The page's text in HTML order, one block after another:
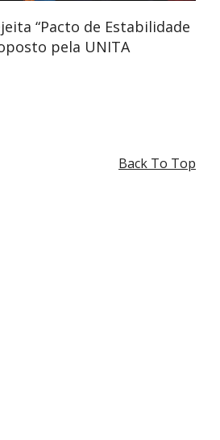
“Pacto de Estabilidade
pela UNITA
Back To Top